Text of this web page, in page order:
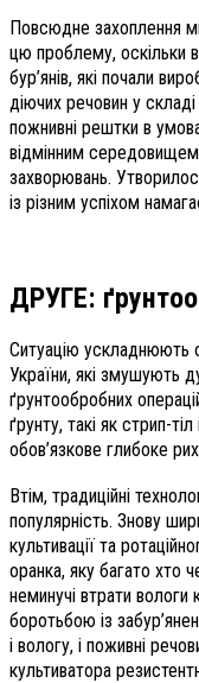
Повсюдне захоплення
цю проблему, оскільки
бур’янів, які почали
діючих речовин у
пожнивні рештки в
відмінним середовищем
захворювань.
із різним успіхом
ДРУГЕ:
Ситуацію усклад­нюють
України, які змушують
ґрунтообробних
ґрунту, такі як стрип-
обов’язкове глибоке
Втім, традиційні
популярність. Знову
культивації та
оранка, яку багато хто
неминучі втрати
боротьбою із
і вологу, і поживні
культиватора